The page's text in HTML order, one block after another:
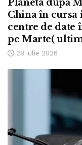
Planeta după
China în
centre de date
pe Marte(
28 iulie 2026